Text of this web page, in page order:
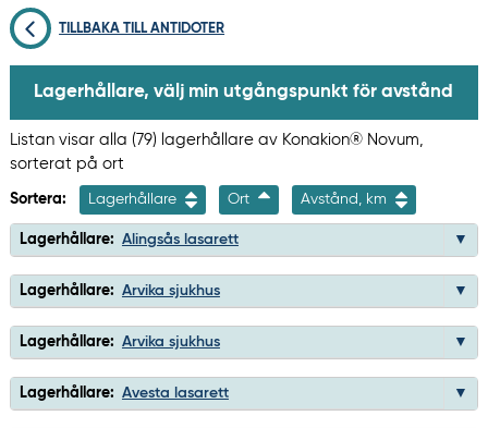
TILLBAKA TILL ANTIDOTER
Lagerhållare, välj min utgångspunkt för avstånd
Listan visar alla (79) lagerhållare av Konakion® Novum,
sorterat på ort
Sortera: Lagerhållare Ort Avstånd, km
Lagerhållare: Alingsås lasarett
Lagerhållare: Arvika sjukhus
Lagerhållare: Arvika sjukhus
Lagerhållare: Avesta lasarett